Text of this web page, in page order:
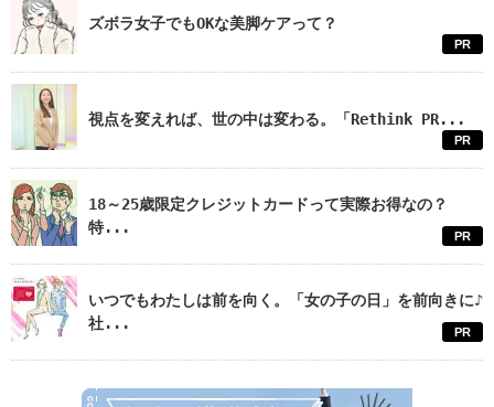
ズボラ女子でもOKな美脚ケアって？
PR
視点を変えれば、世の中は変わる。「Rethink PR...
PR
18～25歳限定クレジットカードって実際お得なの？
特...
PR
いつでもわたしは前を向く。「女の子の日」を前向きに♪
社...
PR